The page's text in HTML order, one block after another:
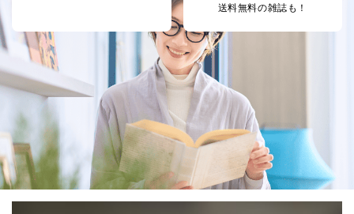
郵送料：860円（内訳：定形110円、書留480円、本
(2024年10月1日現在)
※上記郵送料は国内郵便の場合の費用です。国外へ
の郵送の場合は、実費をご負担いただきます。
手数料等の支払方法
費用のお支払方法は、郵送料分の郵便定額小為替を
申請書類に同封してください。
(郵便局にお支払いいただく手数料は申請者のご負担
です。また、郵便定額小為替は無記名でお願いしま
す。) なお、郵送料は郵便定額小為替に代えて同額
分の切手でお支払いいただくこともできます。
E.開示等の求めに対する回答方法
送料無料の雑誌も！